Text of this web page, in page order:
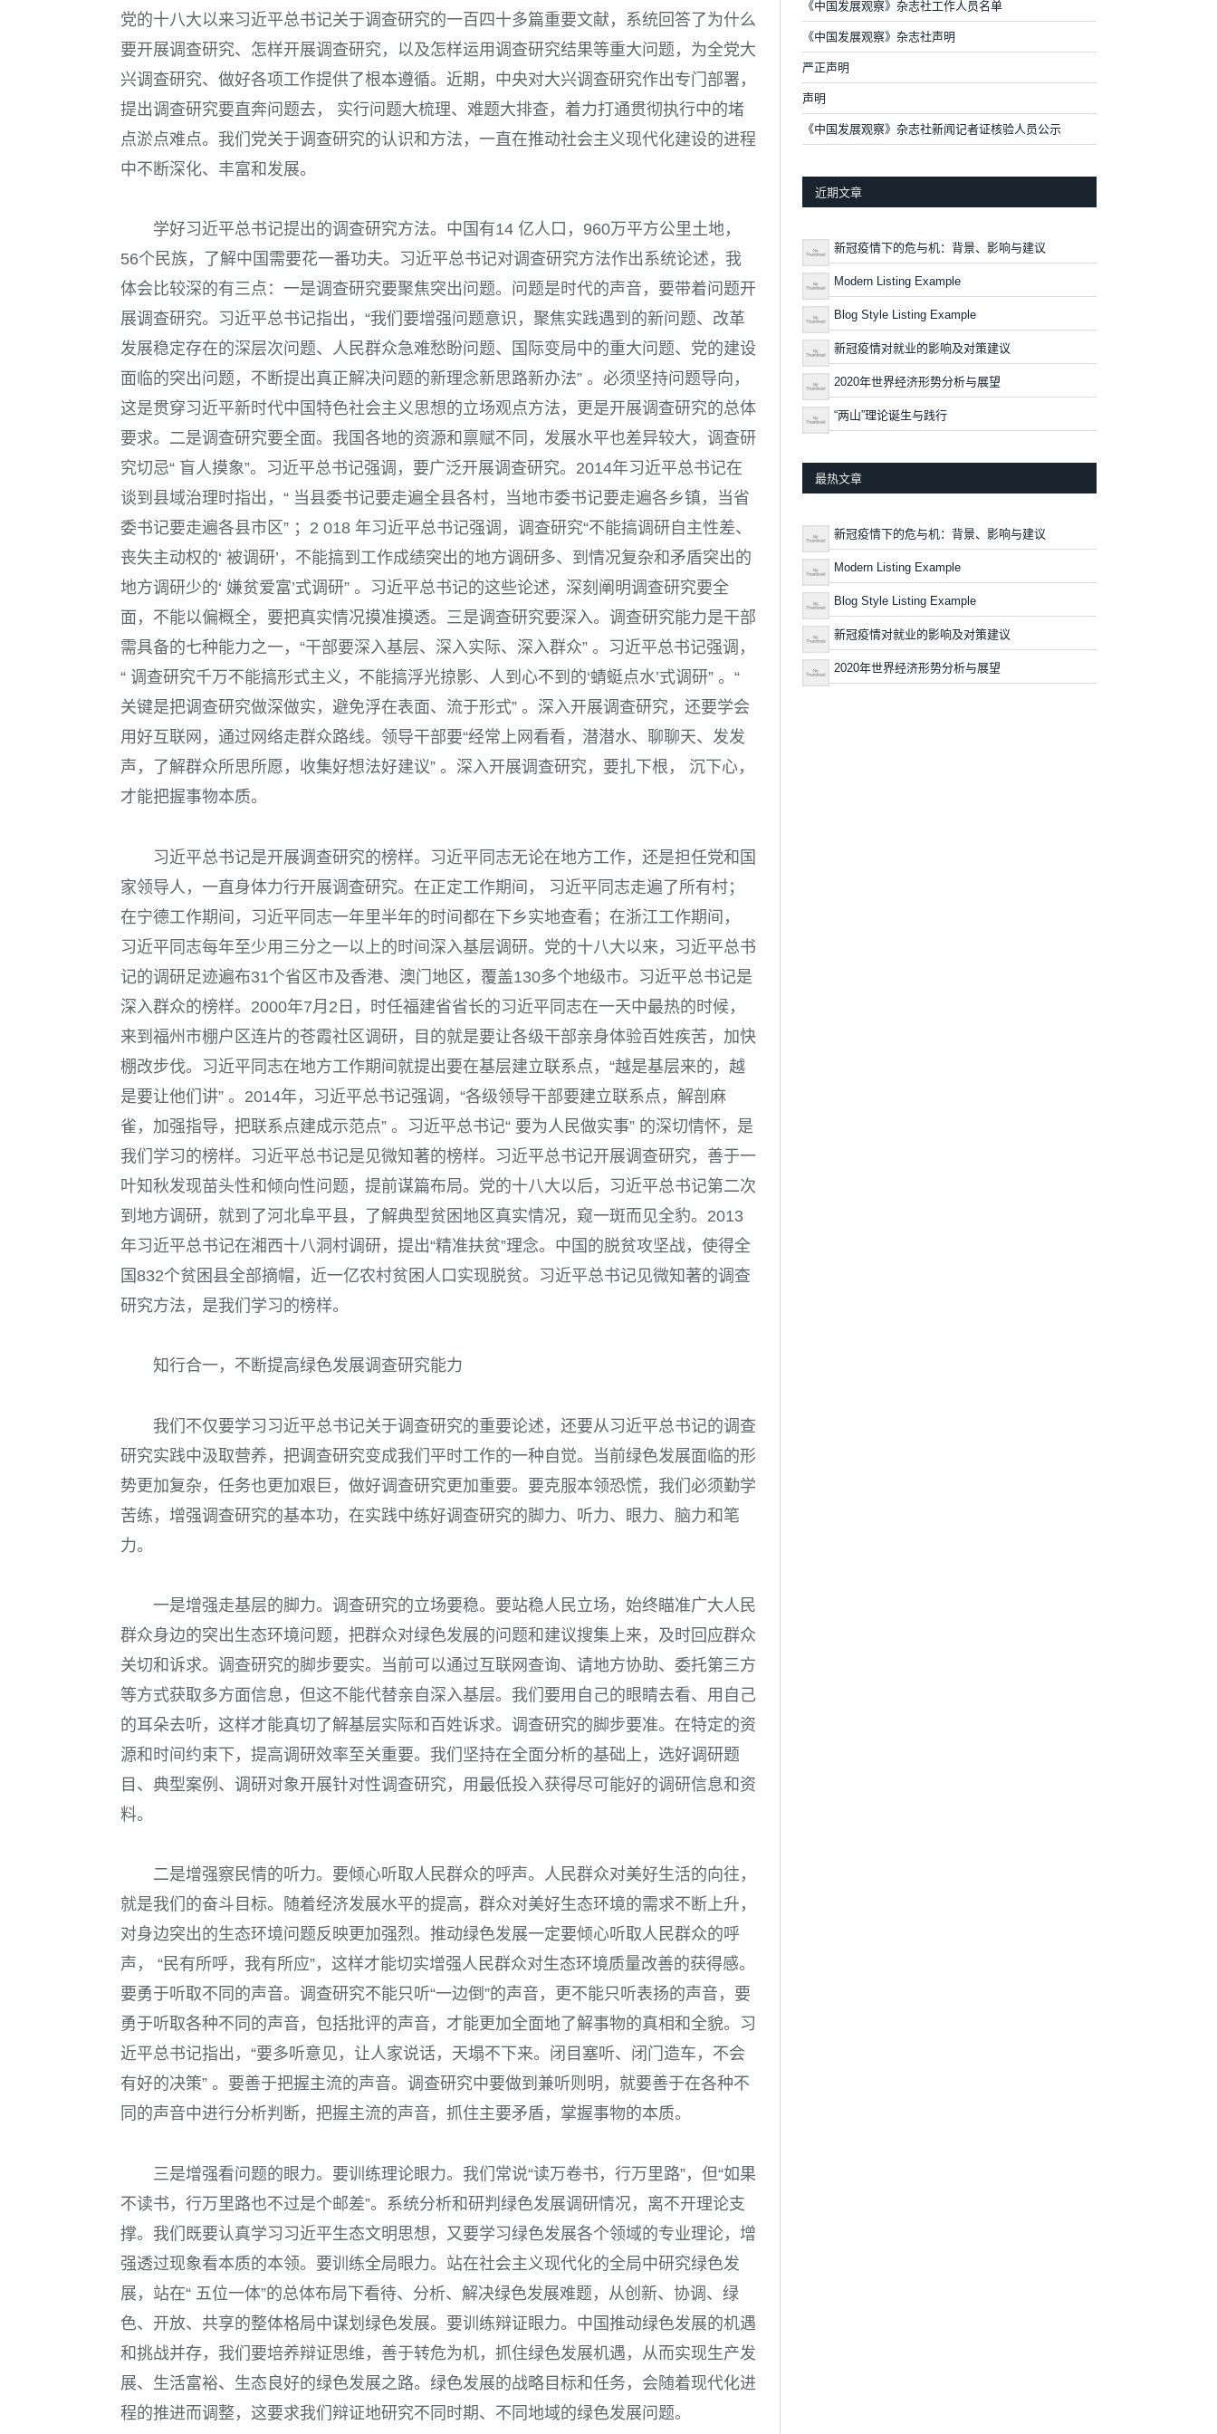
党的十八大以来习近平总书记关于调查研究的一百四十多篇重要文献，系统回答了为什么
要开展调查研究、怎样开展调查研究，以及怎样运用调查研究结果等重大问题，为全党大
兴调查研究、做好各项工作提供了根本遵循。近期，中央对大兴调查研究作出专门部署，
提出调查研究要直奔问题去， 实行问题大梳理、难题大排查，着力打通贯彻执行中的堵
点淤点难点。我们党关于调查研究的认识和方法，一直在推动社会主义现代化建设的进程
中不断深化、丰富和发展。
学好习近平总书记提出的调查研究方法。 中国有14 亿人口， 960万平方公里土地，
56个民族，了解中国需要花一番功夫。习近平总书记对调查研究方法作出系统论述，我
体会比较深的有三点： 一是调查研究要聚焦突出问题。 问题是时代的声音，要带着问题开
展调查研究。习近平总书记指出，“我们要增强问题意识，聚焦实践遇到的新问题、改革
发展稳定存在的深层次问题、人民群众急难愁盼问题、国际变局中的重大问题、党的建设
面临的突出问题，不断提出真正解决问题的新理念新思路新办法” 。必须坚持问题导向，
这是贯穿习近平新时代中国特色社会主义思想的立场观点方法，更是开展调查研究的总体
要求。 二是调查研究要全面。 我国各地的资源和禀赋不同，发展水平也差异较大，调查研
究切忌“ 盲人摸象”。习近平总书记强调，要广泛开展调查研究。 2014年习近平总书记在
谈到县域治理时指出，“ 当县委书记要走遍全县各村，当地市委书记要走遍各乡镇，当省
委书记要走遍各县市区” ； 2 018 年习近平总书记强调，调查研究“不能搞调研自主性差、
丧失主动权的‘ 被调研’，不能搞到工作成绩突出的地方调研多、到情况复杂和矛盾突出的
地方调研少的‘ 嫌贫爱富’式调研” 。习近平总书记的这些论述，深刻阐明调查研究要全
面，不能以偏概全，要把真实情况摸准摸透。 三是调查研究要深入。 调查研究能力是干部
需具备的七种能力之一，“干部要深入基层、深入实际、深入群众” 。习近平总书记强调，
“ 调查研究千万不能搞形式主义，不能搞浮光掠影、人到心不到的‘蜻蜓点水’式调研” 。“
关键是把调查研究做深做实，避免浮在表面、流于形式” 。深入开展调查研究，还要学会
用好互联网，通过网络走群众路线。领导干部要“经常上网看看，潜潜水、聊聊天、发发
声，了解群众所思所愿，收集好想法好建议” 。深入开展调查研究，要扎下根， 沉下心，
才能把握事物本质。
习近平总书记是开展调查研究的榜样。 习近平同志无论在地方工作，还是担任党和国
家领导人，一直身体力行开展调查研究。在正定工作期间， 习近平同志走遍了所有村；
在宁德工作期间，习近平同志一年里半年的时间都在下乡实地查看；在浙江工作期间，
习近平同志每年至少用三分之一以上的时间深入基层调研。党的十八大以来，习近平总书
记的调研足迹遍布31个省区市及香港、澳门地区，覆盖130多个地级市。 习近平总书记是
深入群众的榜样。 2000年7月 2 日，时任福建省省长的习近平同志在一天中最热的时候，
来到福州市棚户区连片的苍霞社区调研，目的就是要让各级干部亲身体验百姓疾苦，加快
棚改步伐。习近平同志在地方工作期间就提出要在基层建立联系点，“越是基层来的，越
是要让他们讲” 。 2014年，习近平总书记强调，“各级领导干部要建立联系点，解剖麻
雀，加强指导，把联系点建成示范点” 。习近平总书记“ 要为人民做实事” 的深切情怀，是
我们学习的榜样。 习近平总书记是见微知著的榜样。 习近平总书记开展调查研究，善于一
叶知秋发现苗头性和倾向性问题，提前谋篇布局。党的十八大以后，习近平总书记第二次
到地方调研，就到了河北阜平县，了解典型贫困地区真实情况，窥一斑而见全豹。 2013
年习近平总书记在湘西十八洞村调研，提出“精准扶贫”理念。中国的脱贫攻坚战，使得全
国832个贫困县全部摘帽，近一亿农村贫困人口实现脱贫。习近平总书记见微知著的调查
研究方法，是我们学习的榜样。
知行合一，不断提高绿色发展调查研究能力
我们不仅要学习习近平总书记关于调查研究的重要论述，还要从习近平总书记的调查
研究实践中汲取营养，把调查研究变成我们平时工作的一种自觉。当前绿色发展面临的形
势更加复杂，任务也更加艰巨，做好调查研究更加重要。要克服本领恐慌，我们必须勤学
苦练，增强调查研究的基本功，在实践中练好调查研究的脚力、听力、眼力、脑力和笔
力。
一是增强走基层的脚力。 调查研究的立场要稳。 要站稳人民立场，始终瞄准广大人民
群众身边的突出生态环境问题，把群众对绿色发展的问题和建议搜集上来，及时回应群众
关切和诉求。 调查研究的脚步要实。 当前可以通过互联网查询、请地方协助、委托第三方
等方式获取多方面信息，但这不能代替亲自深入基层。我们要用自己的眼睛去看、用自己
的耳朵去听，这样才能真切了解基层实际和百姓诉求。 调查研究的脚步要准。 在特定的资
源和时间约束下，提高调研效率至关重要。我们坚持在全面分析的基础上，选好调研题
目、典型案例、调研对象开展针对性调查研究，用最低投入获得尽可能好的调研信息和资
料。
二是增强察民情的听力。 要倾心听取人民群众的呼声。 人民群众对美好生活的向往，
就是我们的奋斗目标。随着经济发展水平的提高，群众对美好生态环境的需求不断上升，
对身边突出的生态环境问题反映更加强烈。推动绿色发展一定要倾心听取人民群众的呼
声， “民有所呼，我有所应”，这样才能切实增强人民群众对生态环境质量改善的获得感。
要勇于听取不同的声音。 调查研究不能只听“一边倒”的声音，更不能只听表扬的声音，要
勇于听取各种不同的声音，包括批评的声音，才能更加全面地了解事物的真相和全貌。习
近平总书记指出，“要多听意见，让人家说话，天塌不下来。闭目塞听、闭门造车，不会
有好的决策” 。 要善于把握主流的声音。 调查研究中要做到兼听则明，就要善于在各种不
同的声音中进行分析判断，把握主流的声音，抓住主要矛盾，掌握事物的本质。
三是增强看问题的眼力。 要训练理论眼力。 我们常说“读万卷书，行万里路”，但“如果
不读书，行万里路也不过是个邮差”。系统分析和研判绿色发展调研情况，离不开理论支
撑。我们既要认真学习习近平生态文明思想，又要学习绿色发展各个领域的专业理论，增
强透过现象看本质的本领。 要训练全局眼力。 站在社会主义现代化的全局中研究绿色发
展，站在“ 五位一体”的总体布局下看待、分析、解决绿色发展难题，从创新、协调、绿
色、开放、共享的整体格局中谋划绿色发展。 要训练辩证眼力。 中国推动绿色发展的机遇
和挑战并存，我们要培养辩证思维，善于转危为机，抓住绿色发展机遇，从而实现生产发
展、生活富裕、生态良好的绿色发展之路。绿色发展的战略目标和任务，会随着现代化进
程的推进而调整，这要求我们辩证地研究不同时期、不同地域的绿色发展问题。
《中国发展观察》杂志社工作人员名单
《中国发展观察》杂志社声明
严正声明
声明
《中国发展观察》杂志社新闻记者证核验人员公示
近期文章
新冠疫情下的危与机：背景、影响与建议
Modern Listing Example
Blog Style Listing Example
新冠疫情对就业的影响及对策建议
2020年世界经济形势分析与展望
“两山”理论诞生与践行
最热文章
新冠疫情下的危与机：背景、影响与建议
Modern Listing Example
Blog Style Listing Example
新冠疫情对就业的影响及对策建议
2020年世界经济形势分析与展望